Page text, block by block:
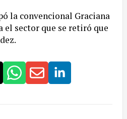
la convencional Graciana
sector que se retiró que